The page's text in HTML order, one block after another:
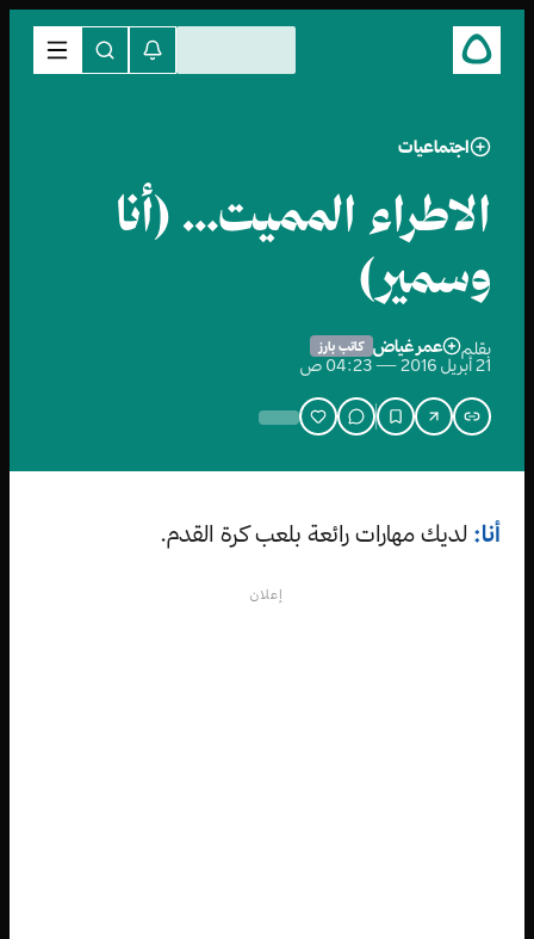
اجتماعيات
الاطراء المميت… (أنا
وسمير)
بقلم عمر غياض كاتب بارز
21 أبريل 2016 — 04:23 ص
أنا: لديك مهارات رائعة بلعب كرة القدم.
إعلان